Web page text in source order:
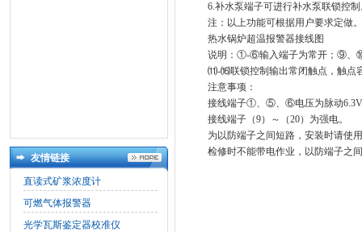
友情链接
直读式矿浆浓度计
可燃气体报警器
光学瓦斯鉴定器校准仪
6.补水泵端子可进行补水泵联锁控制
注：以上功能可根据用户要求定做。
热水锅炉超温报警器接线图
说明：①-⑥输入端子为常开；⑨、
⑾-⒃联锁控制输出常闭触点，触点
注意事项：
接线端子①、⑤、⑥电压为脉动6.3V
接线端子（9）～（20）为强电。
为以防端子之间短路，安装时请使
检修时不能带电作业，以防端子之